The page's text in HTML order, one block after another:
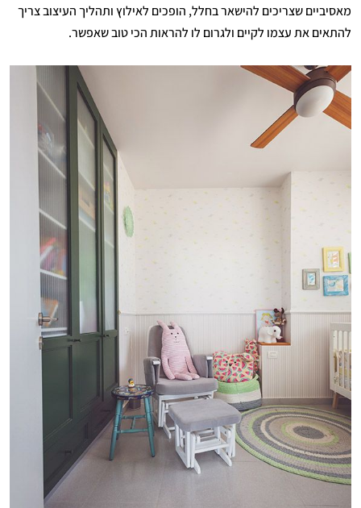
מאסיביים שצריכים להישאר בחלל, הופכים לאילוץ ותהליך העיצוב צריך
להתאים את עצמו לקיים ולגרום לו להראות הכי טוב שאפשר.